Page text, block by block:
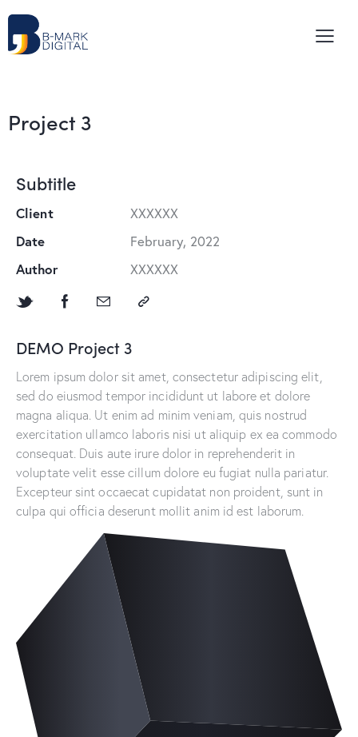
Project 3
DEMO Project 3
Lorem ipsum dolor sit amet, consectetur adipiscing elit,
sed do eiusmod tempor incididunt ut labore et dolore
magna aliqua. Ut enim ad minim veniam, quis nostrud
exercitation ullamco laboris nisi ut aliquip ex ea commodo
consequat. Duis aute irure dolor in reprehenderit in
voluptate velit esse cillum dolore eu fugiat nulla pariatur.
Excepteur sint occaecat cupidatat non proident, sunt in
culpa qui officia deserunt mollit anim id est laborum.
Subtitle
Client
XXXXXX
Date
February, 2022
Author
XXXXXX